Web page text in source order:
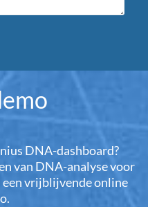
DNA-dashboard?
van DNA-analyse voor
een vrijblijvende online